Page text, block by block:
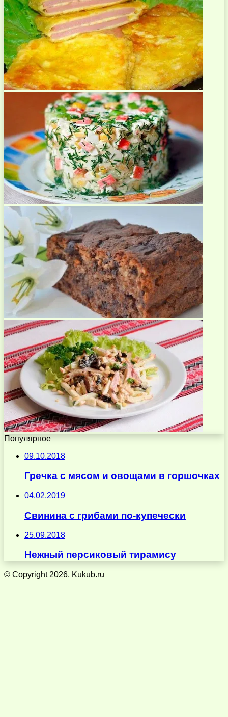
Популярное
09.10.2018
Гречка с мясом и овощами в горшочках
04.02.2019
Свинина с грибами по-купечески
25.09.2018
Нежный персиковый тирамису
© Copyright 2026, Kukub.ru